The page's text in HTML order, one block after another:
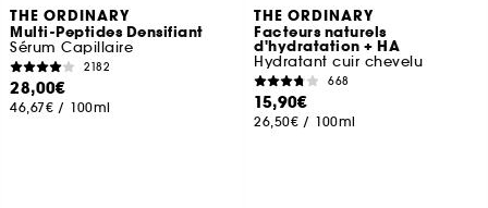
THE ORDINARY
Multi-Peptides Densifiant
Sérum Capillaire
2182
28,00€
46,67€ / 100ml
THE ORDINARY
Facteurs naturels
d'hydratation + HA
Hydratant cuir chevelu
668
15,90€
26,50€ / 100ml